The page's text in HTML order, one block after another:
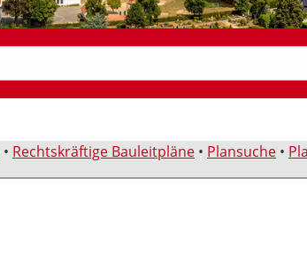
• Rechtskräftige Bauleitpläne • Plansuche •